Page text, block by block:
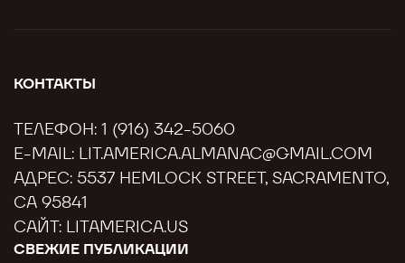
КОНТАКТЫ
ТЕЛЕФОН: 1 (916) 342-5060
E-MAIL: LIT.AMERICA.ALMANAC@GMAIL.COM
АДРЕС: 5537 HEMLOCK STREET, SACRAMENTO,
CA 95841
САЙТ: LITAMERICA.US
СВЕЖИЕ ПУБЛИКАЦИИ